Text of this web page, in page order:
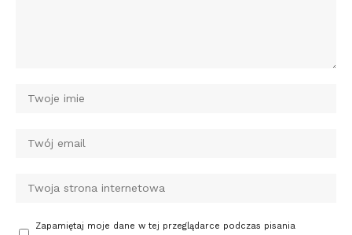
Zapamiętaj moje dane w tej przeglądarce podczas pisania